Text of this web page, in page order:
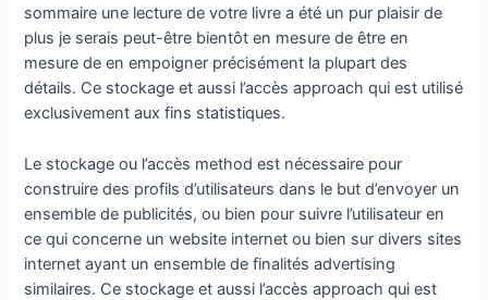
sommaire une lecture de votre livre a été un pur plaisir de
plus je serais peut-être bientôt en mesure de être en
mesure de en empoigner précisément la plupart des
détails. Ce stockage et aussi l’accès approach qui est utilisé
exclusivement aux fins statistiques.
Le stockage ou l’accès method est nécessaire pour
construire des profils d’utilisateurs dans le but d’envoyer un
ensemble de publicités, ou bien pour suivre l’utilisateur en
ce qui concerne un website internet ou bien sur divers sites
internet ayant un ensemble de finalités advertising
similaires. Ce stockage et aussi l’accès approach qui est